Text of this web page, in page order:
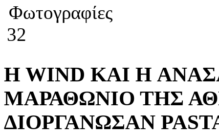
Φωτογραφίες
32
Η WIND KAI H
ΜΑΡΑΘΩΝΙΟ ΤΗΣ
ΔΙΟΡΓΑΝΩΣΑΝ